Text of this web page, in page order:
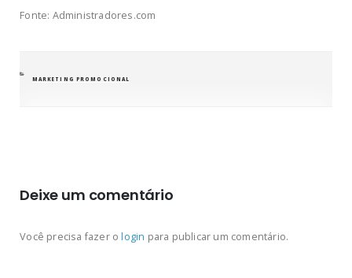
Fonte: Administradores.com
CATEGORIAS
MARKETING PROMOCIONAL
Deixe um comentário
Você precisa fazer ologin para publicar um comentário.